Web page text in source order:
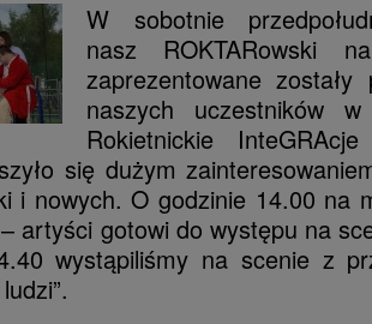
W sobotnie
nasz ROKTARowski
zaprezentowane
naszych uczestników
Rokietnickie
się dużym
i nowych. O godzinie 14.00 na
artyści gotowi do występu na
wystąpiliśmy na scenie z